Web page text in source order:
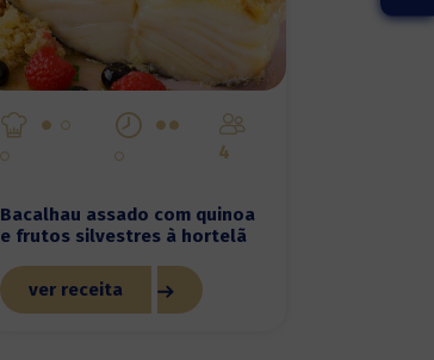
4
Bacalhau assado com quinoa
e frutos silvestres à hortelã
ver receita